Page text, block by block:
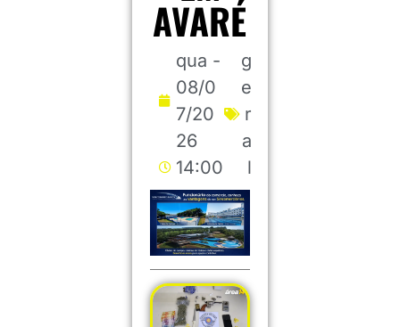
AVARÉ
qua -
08/0
7/20
26
14:00
g
e
r
a
l